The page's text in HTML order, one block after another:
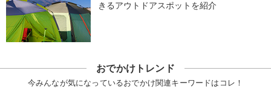
きるアウトドアスポットを紹介
おでかけトレンド
今みんなが気になっているおでかけ関連キーワードはコレ！